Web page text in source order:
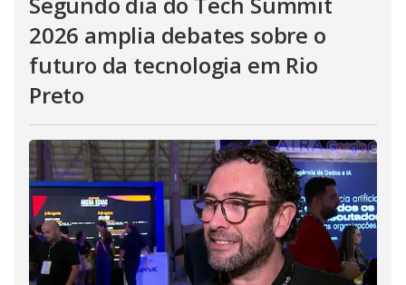
2026 amplia debates sobre o
futuro da tecnologia em Rio
Preto